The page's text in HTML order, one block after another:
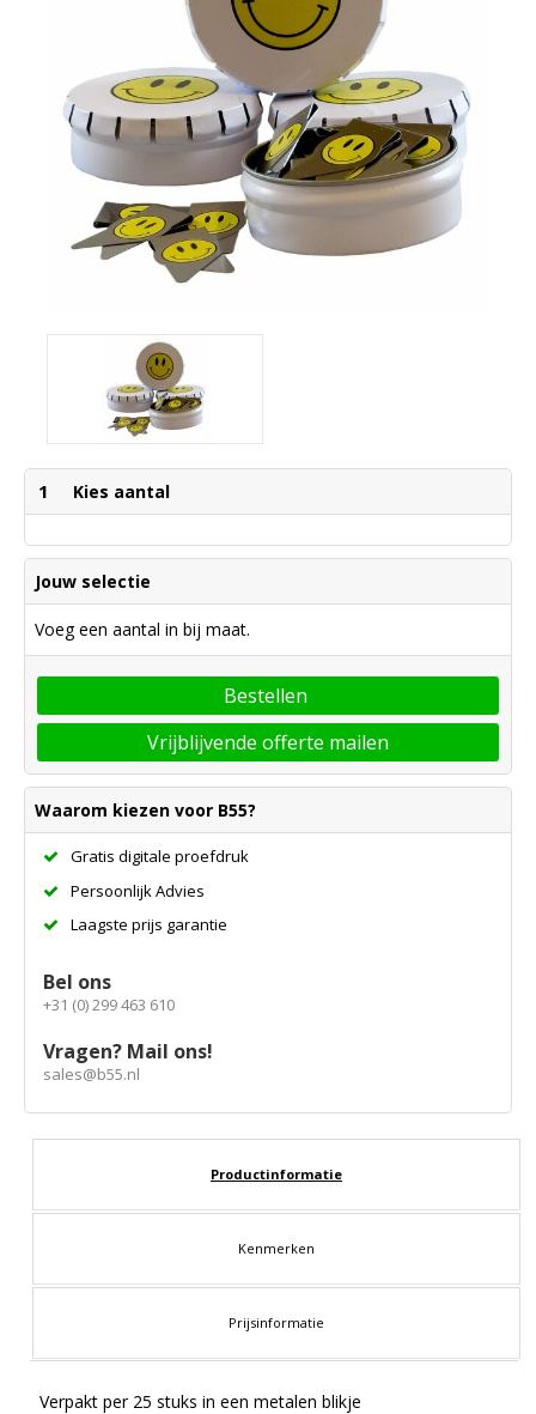
1 Kies aantal
Jouw selectie
Voeg een aantal in bij maat.
Bestellen
Vrijblijvende offerte mailen
Waarom kiezen voor B55?
Gratis digitale proefdruk
Persoonlijk Advies
Laagste prijs garantie
Bel ons
+31 (0) 299 463 610
Vragen? Mail ons!
sales@b55.nl
Productinformatie
Kenmerken
Prijsinformatie
Verpakt per 25 stuks in een metalen blikje